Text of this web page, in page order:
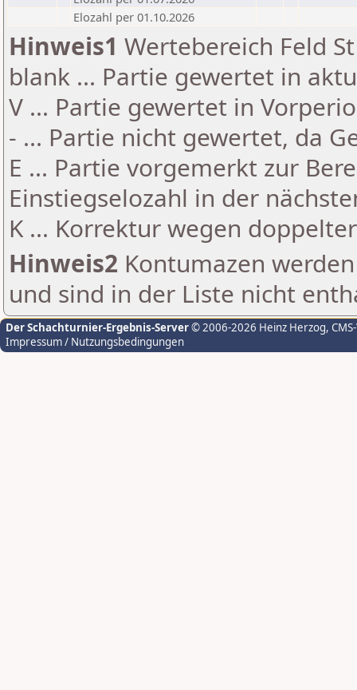
Elozahl per 01.10.2026
Hinweis1 Wertebereich Feld
blank ... Partie gewertet in
V ... Partie gewertet in
- ... Partie nicht gewertet, da
E ... Partie vorgemerkt zur
Einstiegselozahl in der
K ... Korrektur wegen
Hinweis2 Kontumazen
und sind in der Liste nicht
Der Schachturnier-Ergebnis-Server© 2006-2026 Heinz Herzog,
Impressum / Nutzungsbedingungen